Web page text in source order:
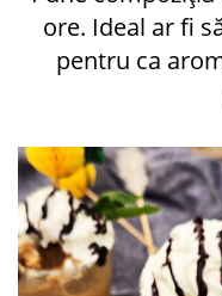
ore. Ideal ar fi
pentru ca